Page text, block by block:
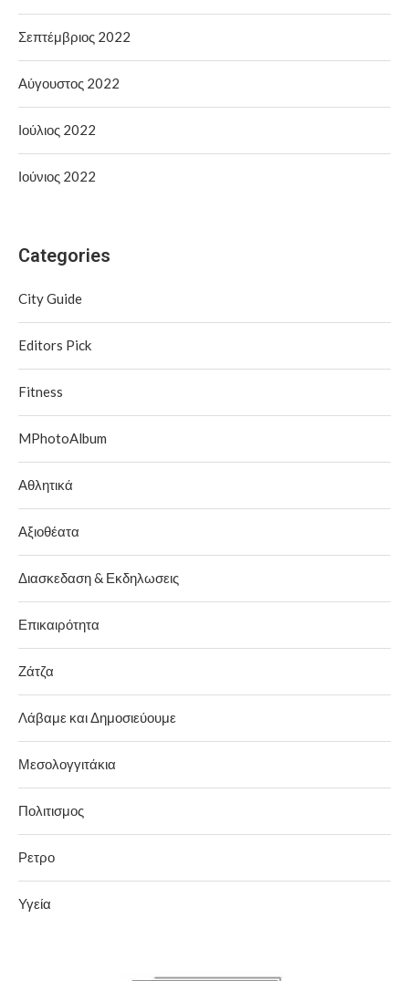
Σεπτέμβριος 2022
Αύγουστος 2022
Ιούλιος 2022
Ιούνιος 2022
Categories
City Guide
Editors Pick
Fitness
MPhotoAlbum
Αθλητικά
Αξιοθέατα
Διασκεδαση & Εκδηλωσεις
Επικαιρότητα
Ζάτζα
Λάβαμε και Δημοσιεύουμε
Μεσολογγιτάκια
Πολιτισμος
Ρετρο
Υγεία